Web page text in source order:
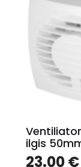
ilgis
23.00€